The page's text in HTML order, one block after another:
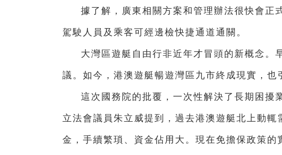
據了解，廣東相關方案和管理辦法很快會正
駕駛人員及乘客可經邊檢快捷通道通關。
大灣區遊艇自由行非近年才冒頭的新概念。
議。如今，港澳遊艇暢遊灣區九市終成現實，也
這次國務院的批覆，一次性解決了長期困擾
立法會議員朱立威提到，過去港澳遊艇北上動輒
金，手續繁瑣、資金佔用大。現在免擔保政策的